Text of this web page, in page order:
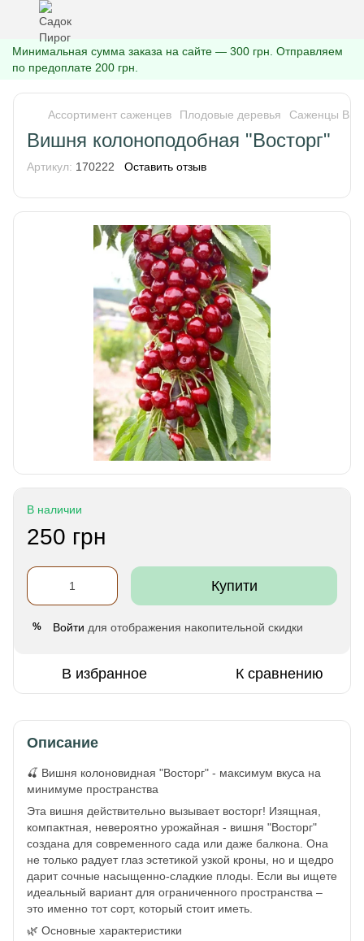
Минимальная сумма заказа на сайте — 300 грн. Отправляем
по предоплате 200 грн.
Ассортимент саженцев Плодовые деревья Саженцы
Вишня колоноподобная "Восторг"
Артикул: 170222 Оставить отзыв
В наличии
250 грн
Купити
% Войти для отображения накопительной скидки
В избранное К сравнению
Описание
🍒 Вишня колоновидная "Восторг" - максимум вкуса на
минимуме пространства
Эта вишня действительно вызывает восторг! Изящная,
компактная, невероятно урожайная - вишня "Восторг"
создана для современного сада или даже балкона. Она
не только радует глаз эстетикой узкой кроны, но и щедро
дарит сочные насыщенно-сладкие плоды. Если вы ищете
идеальный вариант для ограниченного пространства –
это именно тот сорт, который стоит иметь.
🌿 Основные характеристики